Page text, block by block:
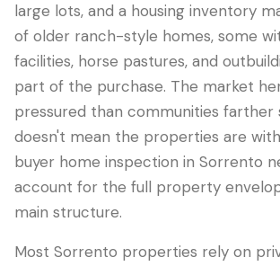
LANGUAGE
English Português Español
407-205-7228
large lots, and a housing inventory
of older ranch-style homes, some
facilities, horse pastures, and
part of the purchase. The market
pressured than communities farther
doesn't mean the properties are
buyer home inspection in Sorrento
account for the full property
main structure.
Most Sorrento properties rely on